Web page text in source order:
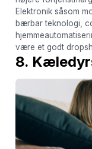
Elektronik såsom
bærbar teknologi,
være et godt
8.